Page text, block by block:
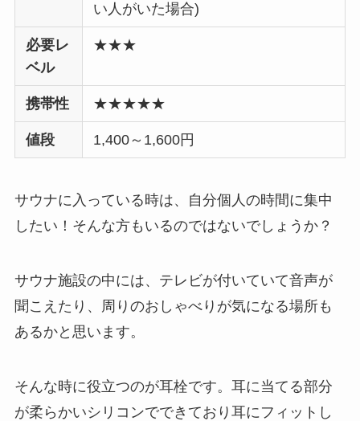
い人がいた場合)
必要レ
ベル
★★★
携帯性 ★★★★★
値段 1,400～1,600円
サウナに入っている時は、
自分個人の時間に集中
したい！ そんな方もいるのではないでしょうか？
サウナ施設の中には、テレビが付いていて音声が
聞こえたり、周りのおしゃべりが気になる場所も
あるかと思います。
そんな時に役立つのが耳栓です。耳に当てる部分
が柔らかいシリコンでできており耳にフィットし